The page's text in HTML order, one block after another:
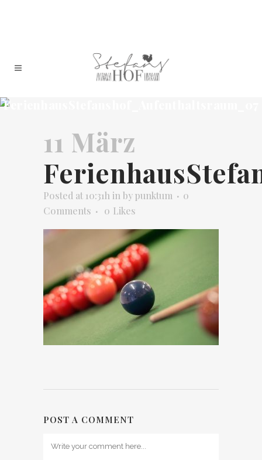
FerienhausStefanshof_Aufenthaltsraum_07
11 März
Posted at 10:31h in bypunktum
0
Comments
0 Likes
POST A COMMENT